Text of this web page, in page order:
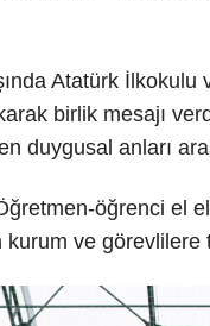
Atatürk
birlik mesajı
duygusal anları
öğrenci el
kurum ve görevlilere